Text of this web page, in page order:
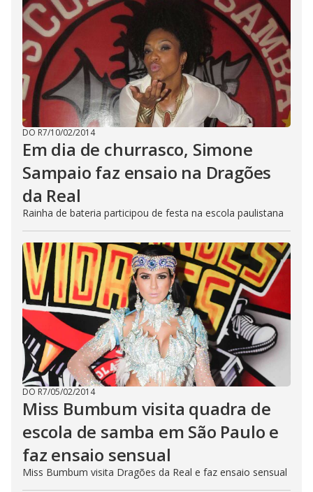
DO R7/10/02/2014
Em dia de churrasco, Simone
Sampaio faz ensaio na Dragões
da Real
Rainha de bateria participou de festa na escola paulistana
DO R7/05/02/2014
Miss Bumbum visita quadra de
escola de samba em São Paulo e
faz ensaio sensual
Miss Bumbum visita Dragões da Real e faz ensaio sensual